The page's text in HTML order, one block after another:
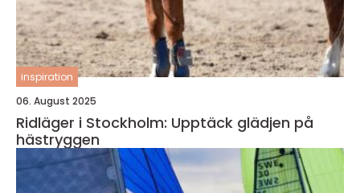
inspiration
06. August 2025
Ridläger i Stockholm: Upptäck glädjen på
hästryggen